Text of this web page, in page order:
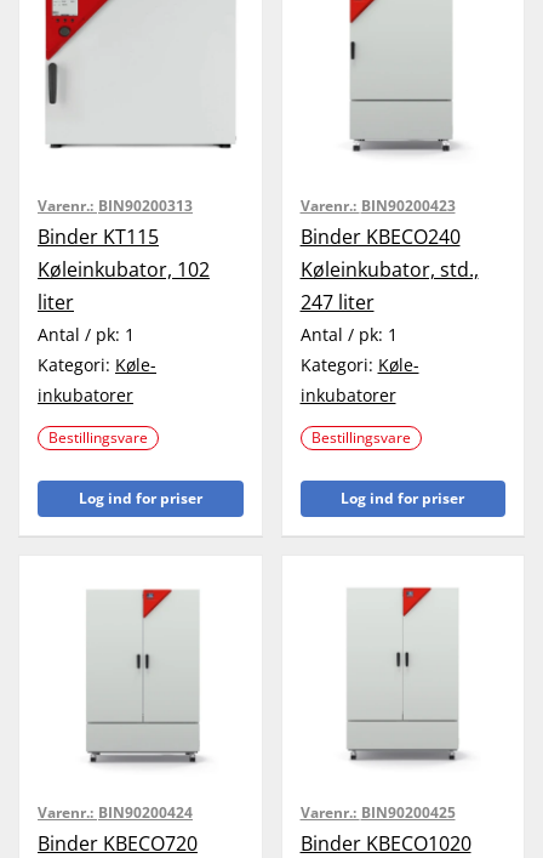
Varenr.: BIN90200313
Binder KT115
Køleinkubator, 102
liter
Antal / pk: 1
Kategori: Køle-
inkubatorer
Bestillingsvare
Log ind for priser
Varenr.: BIN90200423
Binder KBECO240
Køleinkubator, std.,
247 liter
Antal / pk: 1
Kategori: Køle-
inkubatorer
Bestillingsvare
Log ind for priser
Varenr.: BIN90200424
Binder KBECO720
Varenr.: BIN90200425
Binder KBECO1020